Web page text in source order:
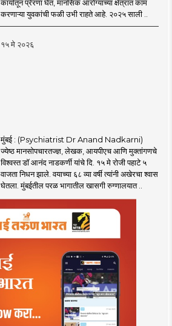
कार्यातून प्रेरणा घेत, मानसिक आरोग्याच्या क्षेत्रात काम
१५ मे २०२६
मुंबई : (Psychiatrist Dr Anand Nadkarni)
ज्येष्ठ मानसोपचारतज्ज्ञ, लेखक, आयपीएच आणि मुक्तांगणचे
विश्वस्त डॉ आनंद नाडकर्णी यांचे दि. १५ मे रोजी पहाटे ५
वाजता निधन झाले. वयाच्या ६८ व्या वर्षी त्यांनी अखेरचा श्वास
घेतला. मुंबईतील परळ भागातील खासगी रुग्णालयात ..